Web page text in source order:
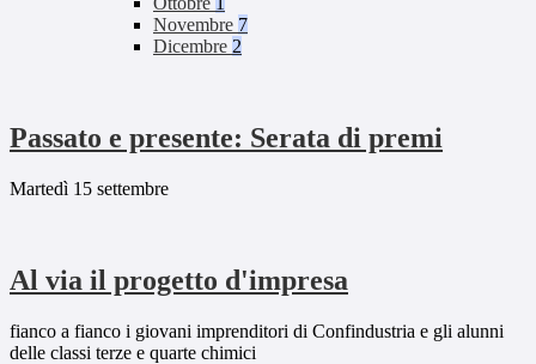
Novembre 7
Dicembre 2
Passato e presente: Serata di premi
Martedì 15 settembre
Al via il progetto d'impresa
fianco a fianco i giovani imprenditori di Confindustria e gli alunni
delle classi terze e quarte chimici